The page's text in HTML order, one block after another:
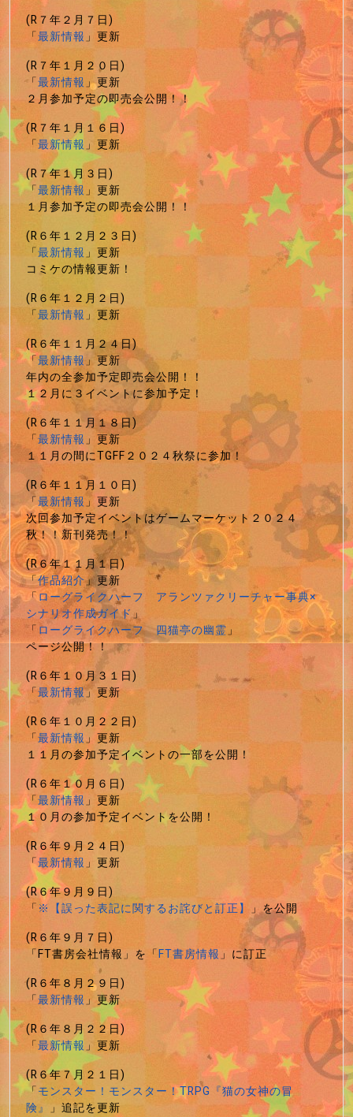
(R７年２月７日)
「最新情報」更新
(R７年１月２０日)
「最新情報」更新
２月参加予定の即売会公開！！
(R７年１月１６日)
「最新情報」更新
(R７年１月３日)
「最新情報」更新
１月参加予定の即売会公開！！
(R６年１２月２３日)
「最新情報」更新
コミケの情報更新！
(R６年１２月２日)
「最新情報」更新
(R６年１１月２４日)
「最新情報」更新
年内の全参加予定即売会公開！！
１２月に３イベントに参加予定！
(R６年１１月１８日)
「最新情報」更新
１１月の間にTGFF２０２４秋祭に参加！
(R６年１１月１０日)
「最新情報」更新
次回参加予定イベントはゲームマーケット２０２４
秋！！新刊発売！！
(R６年１１月１日)
「作品紹介」更新
「ローグライクハーフ アランツァクリーチャー事典×
シナリオ作成ガイド」
「ローグライクハーフ 四猫亭の幽霊」
ページ公開！！
(R６年１０月３１日)
「最新情報」更新
(R６年１０月２２日)
「最新情報」更新
１１月の参加予定イベントの一部を公開！
(R６年１０月６日)
「最新情報」更新
１０月の参加予定イベントを公開！
(R６年９月２４日)
「最新情報」更新
(R６年９月９日)
「※【誤った表記に関するお詫びと訂正】 」を公開
(R６年９月７日)
「FT書房会社情報」を「FT書房情報」に訂正
(R６年８月２９日)
「最新情報」更新
(R６年８月２２日)
「最新情報」更新
(R６年７月２１日)
「モンスター！モンスター！TRPG『猫の女神の冒
険』 」追記を更新